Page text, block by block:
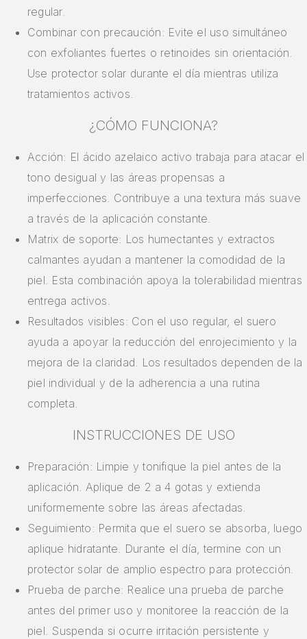
regular.
Combinar con precaución: Evite el uso simultáneo
con exfoliantes fuertes o retinoides sin orientación.
Use protector solar durante el día mientras utiliza
tratamientos activos.
¿CÓMO FUNCIONA?
Acción: El ácido azelaico activo trabaja para atacar el
tono desigual y las áreas propensas a
imperfecciones. Contribuye a una textura más suave
a través de la aplicación constante.
Matrix de soporte: Los humectantes y extractos
calmantes ayudan a mantener la comodidad de la
piel. Esta combinación apoya la tolerabilidad mientras
entrega activos.
Resultados visibles: Con el uso regular, el suero
ayuda a apoyar la reducción del enrojecimiento y la
mejora de la claridad. Los resultados dependen de la
piel individual y de la adherencia a una rutina
completa.
INSTRUCCIONES DE USO
Preparación: Limpie y tonifique la piel antes de la
aplicación. Aplique de 2 a 4 gotas y extienda
uniformemente sobre las áreas afectadas.
Seguimiento: Permita que el suero se absorba, luego
aplique hidratante. Durante el día, termine con un
protector solar de amplio espectro para protección.
Prueba de parche: Realice una prueba de parche
antes del primer uso y monitoree la reacción de la
piel. Suspenda si ocurre irritación persistente y